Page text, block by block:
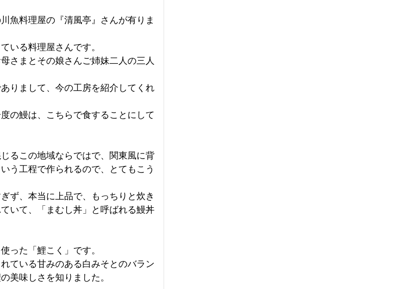
魚料理屋の『清風亭』さんが有りま
いる料理屋さんです。
さまとその娘さんご姉妹二人の三人
りまして、今の工房を紹介してくれ
の鰻は、こちらで食することにして
るこの地域ならではで、関東風に背
う工程で作られるので、とてもこう
ず、本当に上品で、もっちりと炊き
いて、「まむし丼」と呼ばれる鰻丼
った「鯉こく」です。
ている甘みのある白みそとのバラン
美味しさを知りました。